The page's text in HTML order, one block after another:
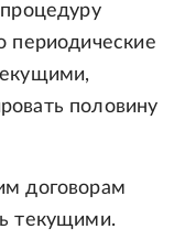
периодические
половину
договорам
текущими.